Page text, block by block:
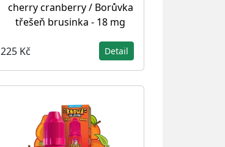
cherry cranberry / Borůvka
třešeň brusinka - 18 mg
225 Kč Detail